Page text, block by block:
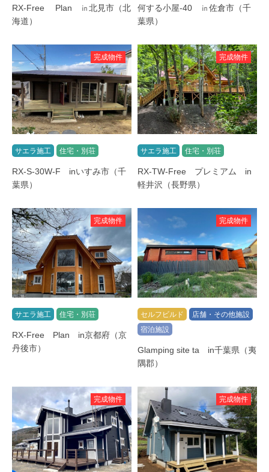
RX-Free Plan ㏌北見市（北
海道）
何する小屋-40 ㏌佐倉市（千
葉県）
完成物件
サエラ施工 住宅・別荘
RX-S-30W-F inいすみ市（千
葉県）
完成物件
サエラ施工 住宅・別荘
RX-TW-Free プレミアム in
軽井沢（長野県）
完成物件
サエラ施工 住宅・別荘
RX-Free Plan in京都府（京
丹後市）
完成物件
セルフビルド
店舗・その他施設
宿泊施設
Glamping site ta in千葉県（夷
隅郡）
完成物件 完成物件